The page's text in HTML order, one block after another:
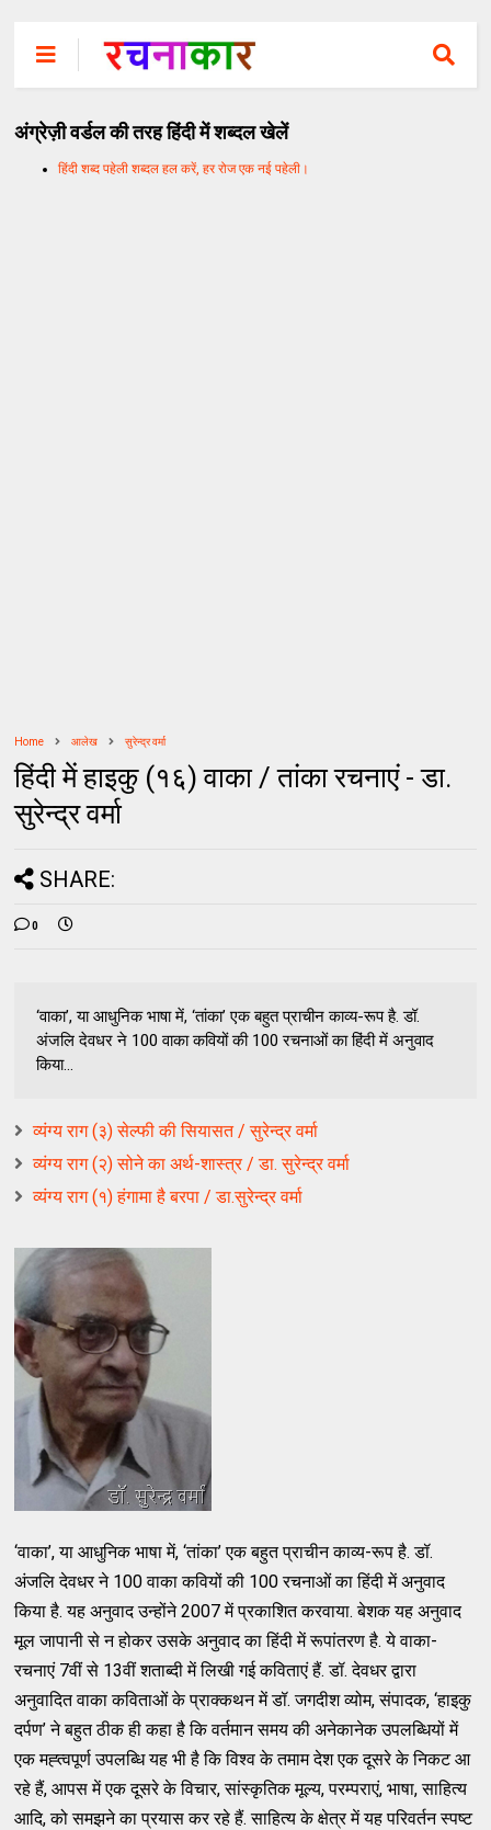
अंग्रेज़ी वर्डल की तरह हिंदी में शब्दल खेलें
हिंदी शब्द पहेली शब्दल हल करें, हर रोज एक नई पहेली।
Home आलेख सुरेन्द्र वर्मा
हिंदी में हाइकु (१६) वाका / तांका रचनाएं - डा.
सुरेन्द्र वर्मा
SHARE:
0
‘वाका’, या आधुनिक भाषा में, ‘तांका’ एक बहुत प्राचीन काव्य-रूप है. डॉ.
अंजलि देवधर ने 100 वाका कवियों की 100 रचनाओं का हिंदी में अनुवाद
किया...
व्यंग्य राग (३) सेल्फी की सियासत / सुरेन्द्र वर्मा
व्यंग्य राग (२) सोने का अर्थ-शास्त्र / डा. सुरेन्द्र वर्मा
व्यंग्य राग (१) हंगामा है बरपा / डा.सुरेन्द्र वर्मा
‘वाका’, या आधुनिक भाषा में, ‘तांका’ एक बहुत प्राचीन काव्य-रूप है. डॉ.
अंजलि देवधर ने 100 वाका कवियों की 100 रचनाओं का हिंदी में अनुवाद
किया है. यह अनुवाद उन्होंने 2007 में प्रकाशित करवाया. बेशक यह अनुवाद
मूल जापानी से न होकर उसके अनुवाद का हिंदी में रूपांतरण है. ये वाका-
रचनाएं 7वीं से 13वीं शताब्दी में लिखी गई कविताएं हैं. डॉ. देवधर द्वारा
अनुवादित वाका कविताओं के प्राक्कथन में डॉ. जगदीश व्योम, संपादक, ‘हाइकु
दर्पण’ ने बहुत ठीक ही कहा है कि वर्तमान समय की अनेकानेक उपलब्धियों में
एक मह्त्वपूर्ण उपलब्धि यह भी है कि विश्व के तमाम देश एक दूसरे के निकट आ
रहे हैं, आपस में एक दूसरे के विचार, सांस्कृतिक मूल्य, परम्पराएं, भाषा, साहित्य
आदि, को समझने का प्रयास कर रहे हैं. साहित्य के क्षेत्र में यह परिवर्तन स्पष्ट